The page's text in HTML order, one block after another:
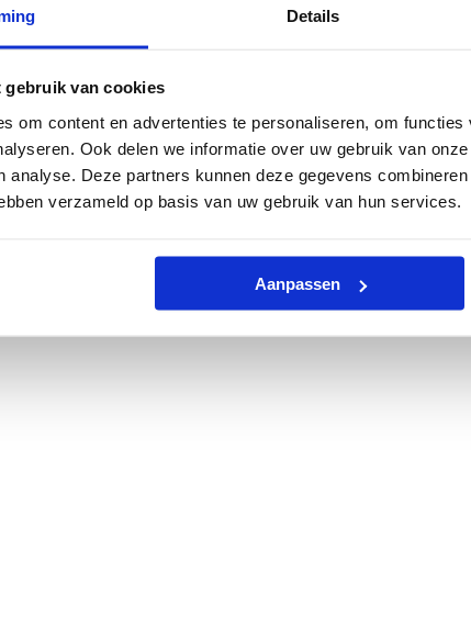
Details
gebruik van cookies
om content en advertenties te personaliseren, om
Ook delen we informatie over uw gebruik van
analyse. Deze partners kunnen deze gegevens
verzameld op basis van uw gebruik van hun services.
Aanpassen